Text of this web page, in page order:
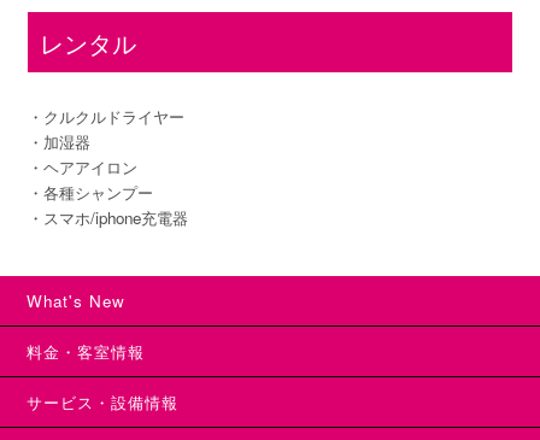
レンタル
・クルクルドライヤー
・加湿器
・ヘアアイロン
・各種シャンプー
・スマホ/iphone充電器
What's New
料金・客室情報
サービス・設備情報